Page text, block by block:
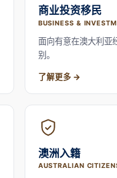
商业投资移民
BUSINESS &
面向有意在澳大利亚
别。
了解更多
澳洲入籍
AUSTRALIAN